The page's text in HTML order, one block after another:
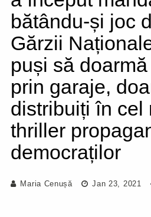
bătându-și joc
Gărzii
puși să
prin garaje,
distribuiți în cel
thriller
democraților
Maria Cenușă Jan 23, 2021